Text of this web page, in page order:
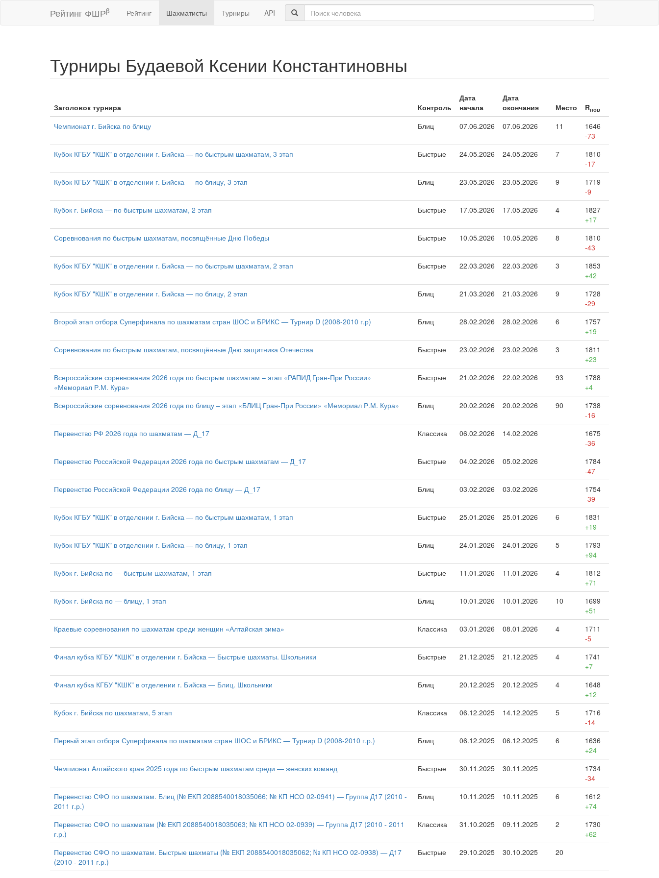
Рейтинг ФШРβ Рейтинг Шахматисты Турниры API
Турниры Будаевой Ксении Константиновны
Заголовок турнира Контроль
Дата
начала
Дата
окончания
Место Rнов
Чемпионат г. Бийска по блицу Блиц 07.06.2026 07.06.2026 11
1646
-73
Кубок КГБУ "КШК" в отделении г. Бийска — по быстрым шахматам, 3 этап
Быстрые 24.05.2026 24.05.2026 7
1810
-17
Кубок КГБУ "КШК" в отделении г. Бийска — по блицу, 3 этап
Блиц 23.05.2026 23.05.2026 9
1719
-9
Кубок г. Бийска — по быстрым шахматам, 2 этап
Быстрые 17.05.2026 17.05.2026 4
1827
+17
Соревнования по быстрым шахматам, посвящённые Дню Победы
Быстрые 10.05.2026 10.05.2026 8
1810
-43
Кубок КГБУ "КШК" в отделении г. Бийска — по быстрым шахматам, 2 этап
Быстрые 22.03.2026 22.03.2026 3
1853
+42
Кубок КГБУ "КШК" в отделении г. Бийска — по блицу, 2 этап
Блиц 21.03.2026 21.03.2026 9
1728
-29
Второй этап отбора Суперфинала по шахматам стран ШОС и БРИКС — Турнир D (2008-2010 г.р)
Блиц 28.02.2026 28.02.2026 6
1757
+19
Соревнования по быстрым шахматам, посвящённые Дню защитника Отечества
Быстрые 23.02.2026 23.02.2026 3
1811
+23
Всероссийские соревнования 2026 года по быстрым шахматам – этап «РАПИД Гран-При России»
«Мемориал Р.М. Кура»
Быстрые 21.02.2026 22.02.2026 93
1788
+4
Всероссийские соревнования 2026 года по блицу – этап «БЛИЦ Гран-При России» «Мемориал Р.М. Кура»
Блиц 20.02.2026 20.02.2026 90
1738
-16
Первенство РФ 2026 года по шахматам — Д_17
Классика 06.02.2026 14.02.2026
1675
-36
Первенство Российской Федерации 2026 года по быстрым шахматам — Д_17
Быстрые 04.02.2026 05.02.2026
1784
-47
Первенство Российской Федерации 2026 года по блицу — Д_17
Блиц 03.02.2026 03.02.2026
1754
-39
Кубок КГБУ "КШК" в отделении г. Бийска — по быстрым шахматам, 1 этап
Быстрые 25.01.2026 25.01.2026 6
1831
+19
Кубок КГБУ "КШК" в отделении г. Бийска — по блицу, 1 этап
Блиц 24.01.2026 24.01.2026 5
1793
+94
Кубок г. Бийска по — быстрым шахматам, 1 этап
Быстрые 11.01.2026 11.01.2026 4
1812
+71
Кубок г. Бийска по — блицу, 1 этап
Блиц 10.01.2026 10.01.2026 10
1699
+51
Краевые соревнования по шахматам среди женщин «Алтайская зима»
Классика 03.01.2026 08.01.2026 4
1711
-5
Финал кубка КГБУ "КШК" в отделении г. Бийска — Быстрые шахматы. Школьники
Быстрые 21.12.2025 21.12.2025 4
1741
+7
Финал кубка КГБУ "КШК" в отделении г. Бийска — Блиц. Школьники
Блиц 20.12.2025 20.12.2025 4
1648
+12
Кубок г. Бийска по шахматам, 5 этап
Классика 06.12.2025 14.12.2025 5
1716
-14
Первый этап отбора Суперфинала по шахматам стран ШОС и БРИКС — Турнир D (2008-2010 г.р.)
Блиц 06.12.2025 06.12.2025 6
1636
+24
Чемпионат Алтайского края 2025 года по быстрым шахматам среди — женских команд
Быстрые 30.11.2025 30.11.2025
1734
-34
Первенство СФО по шахматам. Блиц (№ ЕКП 2088540018035066; № КП НСО 02-0941) — Группа Д17 (2010 -
2011 г.р.)
Блиц 10.11.2025 10.11.2025 6
1612
+74
Первенство СФО по шахматам (№ ЕКП 2088540018035063; № КП НСО 02-0939) — Группа Д17 (2010 - 2011
г.р.)
Классика 31.10.2025 09.11.2025 2
1730
+62
Первенство СФО по шахматам. Быстрые шахматы (№ ЕКП 2088540018035062; № КП НСО 02-0938) — Д17
(2010 - 2011 г.р.)
Быстрые 29.10.2025 30.10.2025 20